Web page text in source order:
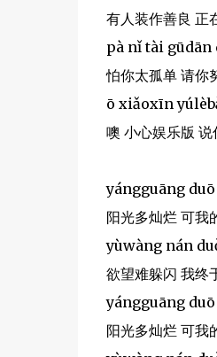
有人装作善良 正
pà nǐ tài
怕你太孤单 请你
ō xiǎoxīn
噢 小心娱乐版
yángguāng
阳光多灿烂 可我
yùwàng nán
欲望难躲闪 我终
yángguāng
阳光多灿烂 可我